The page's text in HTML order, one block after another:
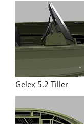
Gelex 5.2 Tiller